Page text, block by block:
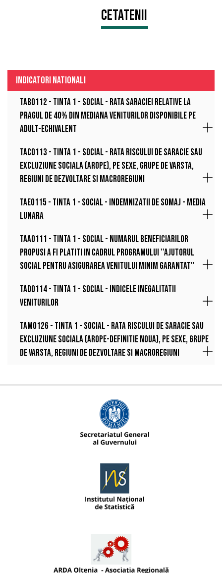
cetatenii
INDICATORI NATIONALI
TAB0112 - Tinta 1 - Social - RATA SARACIEI RELATIVE LA
PRAGUL DE 40% DIN MEDIANA VENITURILOR DISPONIBILE PE
ADULT-ECHIVALENT
TAC0113 - Tinta 1 - Social - Rata riscului de saracie sau
excluziune sociala (AROPE), pe sexe, grupe de varsta,
regiuni de dezvoltare si macroregiuni
TAE0115 - Tinta 1 - Social - Indemnizatii de somaj - media
lunara
TAA0111 - Tinta 1 - Social - Numarul beneficiarilor
propusi a fi platiti in cadrul programului ''Ajutorul
social pentru asigurarea venitului minim garantat''
TAD0114 - Tinta 1 - Social - Indicele inegalitatii
veniturilor
TAM0126 - Tinta 1 - Social - Rata riscului de saracie sau
excluziune sociala (AROPE-definitie noua), pe sexe, grupe
de varsta, regiuni de dezvoltare si macroregiuni